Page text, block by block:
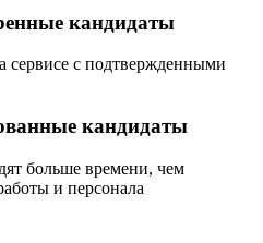
кандидаты
сервисе с подтвержденными
кандидаты
больше времени, чем
и персонала